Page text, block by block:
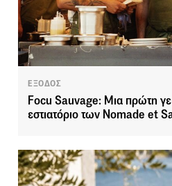
ΕΞΟΔΟΣ
Focu Sauvage: Μια πρώτη
εστιατόριο των Nomade et